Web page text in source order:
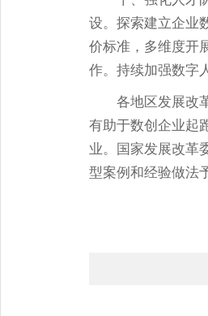
设。探索建立企业
价标准，多维度开
作。持续加强数字
各地区发展改
有助于数创企业起
业。国家发展改革
型案例和经验做法